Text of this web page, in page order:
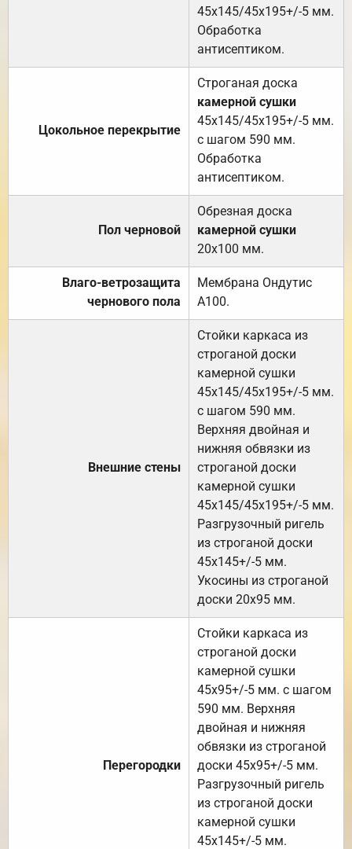
45х145/45х195+/-5 мм.
Обработка
антисептиком.
Цокольное перекрытие
Строганая доска
камерной сушки
45х145/45х195+/-5 мм.
с шагом 590 мм.
Обработка
антисептиком.
Пол черновой
Обрезная доска
камерной сушки
20х100 мм.
Влаго-ветрозащита
чернового пола
Мембрана Ондутис
А100.
Внешние стены
Стойки каркаса из
строганой доски
камерной сушки
45х145/45х195+/-5 мм.
с шагом 590 мм.
Верхняя двойная и
нижняя обвязки из
строганой доски
камерной сушки
45х145/45х195+/-5 мм.
Разгрузочный ригель
из строганой доски
45х145+/-5 мм.
Укосины из строганой
доски 20х95 мм.
Перегородки
Стойки каркаса из
строганой доски
камерной сушки
45х95+/-5 мм. с шагом
590 мм. Верхняя
двойная и нижняя
обвязки из строганой
доски 45х95+/-5 мм.
Разгрузочный ригель
из строганой доски
камерной сушки
45х145+/-5 мм.